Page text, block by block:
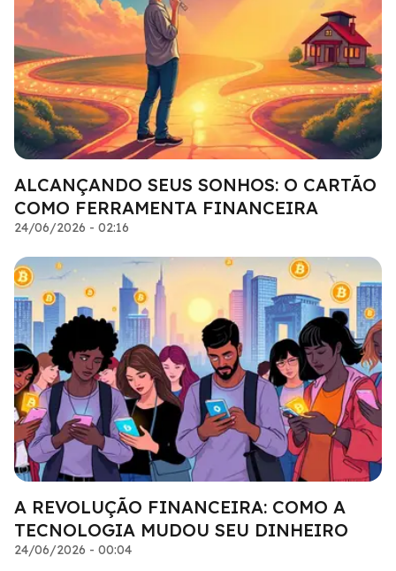
ALCANÇANDO SEUS SONHOS: O CARTÃO
COMO FERRAMENTA FINANCEIRA
24/06/2026 - 02:16
A REVOLUÇÃO FINANCEIRA: COMO A
TECNOLOGIA MUDOU SEU DINHEIRO
24/06/2026 - 00:04